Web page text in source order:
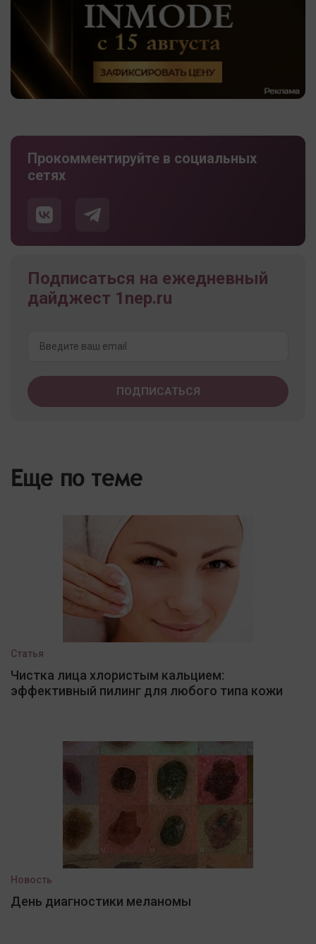
Прокомментируйте в социальных
сетях
Подписаться на ежедневный
дайджест 1nep.ru
Еще по теме
Статья
Чистка лица хлористым кальцием:
эффективный пилинг для любого типа кожи
Новость
День диагностики меланомы